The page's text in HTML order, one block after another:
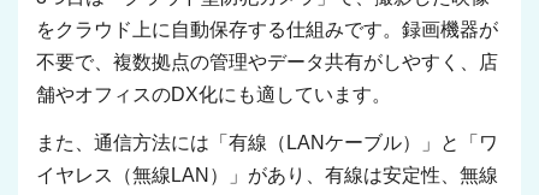
をクラウド上に自動保存する仕組みです。録画機器が
不要で、複数拠点の管理やデータ共有がしやすく、店
舗やオフィスのDX化にも適しています。
また、通信方法には「有線（LANケーブル）」と「ワ
イヤレス（無線LAN）」があり、有線は安定性、無線